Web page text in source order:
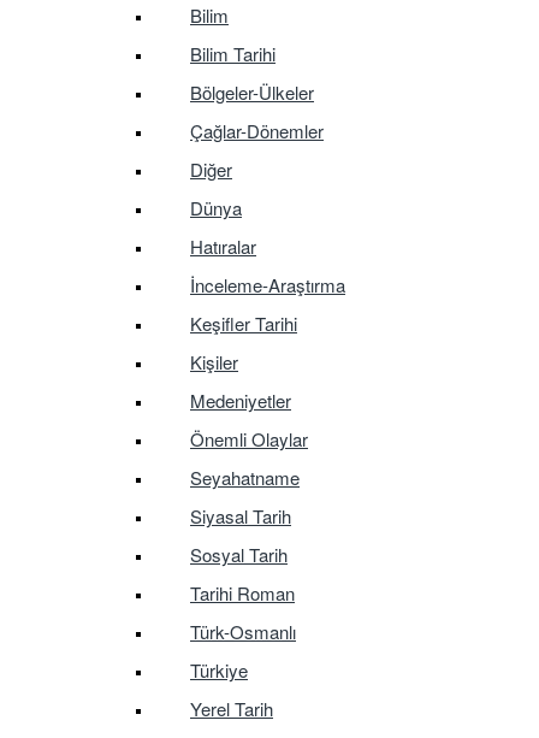
Bilim
Bilim Tarihi
Bölgeler-Ülkeler
Çağlar-Dönemler
Diğer
Dünya
Hatıralar
İnceleme-Araştırma
Keşifler Tarihi
Kişiler
Medeniyetler
Önemli Olaylar
Seyahatname
Siyasal Tarih
Sosyal Tarih
Tarihi Roman
Türk-Osmanlı
Türkiye
Yerel Tarih